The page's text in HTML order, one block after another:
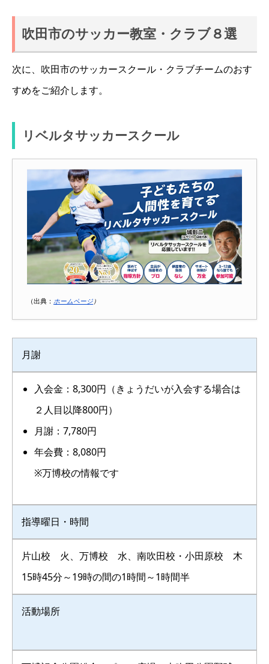
吹田市のサッカー教室・クラブ８選
次に、吹田市のサッカースクール・クラブチームのおす
すめをご紹介します。
リベルタサッカースクール
（出典： ホームページ）
月謝
入会金：8,300円（きょうだいが入会する場合は
２人目以降800円）
月謝：7,780円
年会費：8,080円
※万博校の情報です
指導曜日・時間
片山校 火、万博校 水、南吹田校・小田原校 木
15時45分～19時の間の1時間～1時間半
活動場所